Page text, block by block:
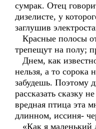
сумрак. Отец
дизелисте, у
заглушив
Красные полосы
трепещут на полу;
Днем, как
нельзя, а то сорока
забудешь. Поэтому
рассказать сказку
вредная птица эта
длинном, иссиня-
«Как я маленький